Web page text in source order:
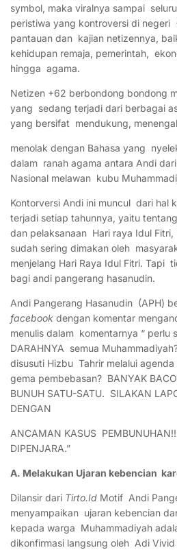
symbol, maka viralnya sampai
peristiwa yang kontroversi di
pantauan dan kajian netizennya,
kehidupan remaja, pemerintah,
hingga agama.
Netizen +62 berbondong bondong
yang sedang terjadi dari berbagai
yang bersifat mendukung,
menolak dengan Bahasa yang
dalam ranah agama antara Andi
Nasional melawan kubu
Kontorversi Andi ini muncul dari hal
terjadi setiap tahunnya, yaitu
dan pelaksanaan Hari raya Idul
sudah sering dimakan oleh
menjelang Hari Raya Idul Fitri. Tapi
bagi andi pangerang hasanudin.
Andi Pangerang Hasanudin (APH)
facebook dengan komentar
menulis dalam komentarnya “ perlu
DARAHNYA semua
disusuti Hizbu Tahrir melalui
gema pembebasan? BANYAK
BUNUH SATU-SATU. SILAKAN
DENGAN
ANCAMAN KASUS
DIPENJARA.”
A. Melakukan Ujaran kebencian
Dilansir dari Tirto.Id Motif Andi
menyampaikan ujaran kebencian
kepada warga Muhammadiyah
dikonfirmasi langsung oleh Adi